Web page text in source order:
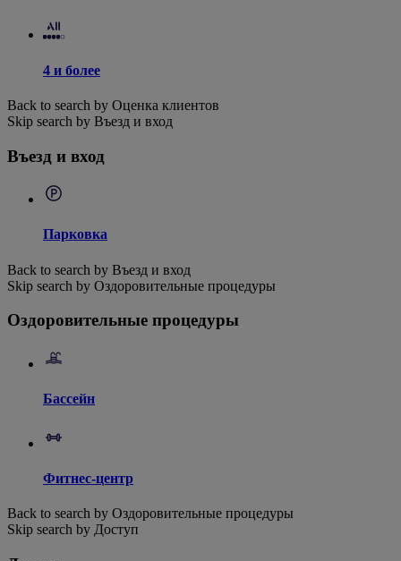
4 и более
Back to search by Оценка клиентов
Skip search by Въезд и вход
Въезд и вход
Парковка
Back to search by Въезд и вход
Skip search by Оздоровительные процедуры
Оздоровительные процедуры
Бассейн
Фитнес-центр
Back to search by Оздоровительные процедуры
Skip search by Доступ